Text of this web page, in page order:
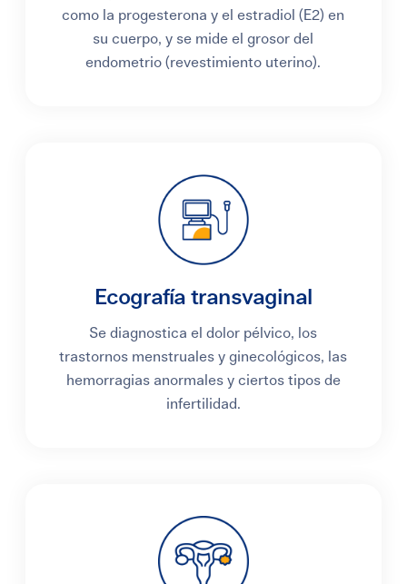
como la progesterona y el estradiol (E2) en
su cuerpo, y se mide el grosor del
endometrio (revestimiento uterino).
Ecografía transvaginal
Se diagnostica el dolor pélvico, los
trastornos menstruales y ginecológicos, las
hemorragias anormales y ciertos tipos de
infertilidad.